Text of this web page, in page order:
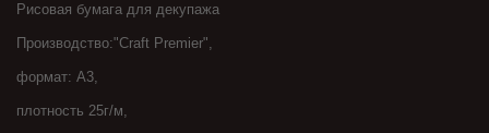
Рисовая бумага для декупажа
Производство:"Craft Premier",
формат: A3,
плотность 25г/м,